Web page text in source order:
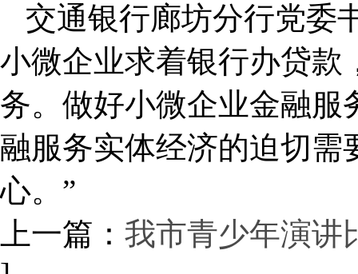
交通银行廊坊分行党委
小微企业求着银行办贷款
务。做好小微企业金融服
融服务实体经济的迫切需
心。”
上一篇： 我市青少年演讲